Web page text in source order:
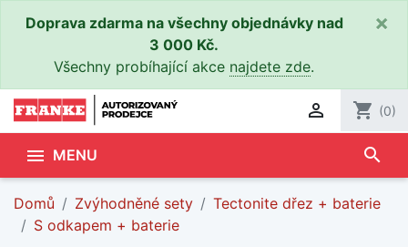
Doprava zdarma na všechny objednávky nad
3 000 Kč.
Všechny probíhající akce najdete zde.
×
 shopping_cart (0)
 MENU search
Domů Zvýhodněné sety
Tectonite dřez + baterie
S odkapem + baterie